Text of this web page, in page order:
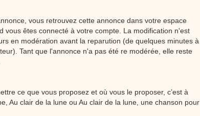
vous retrouvez cette annonce dans votre espace
vous êtes connecté à votre compte. La modification n'est
en modération avant la reparution (de quelques minutes à
Tant que l'annonce n'a pas été re modérée, elle reste
ce que vous proposez et où vous le proposer, c’est à
Au clair de la lune ou Au clair de la lune, une chanson pour